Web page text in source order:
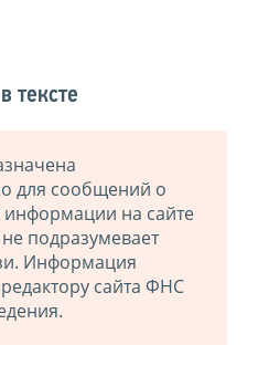
тексте
для сообщений о
информации на сайте
подразумевает
Информация
сайта ФНС